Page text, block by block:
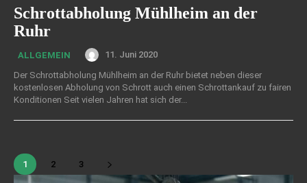
Schrottabholung Mühlheim an der
Ruhr
ALLGEMEIN
11. Juni 2020
Der Schrottabholung Mühlheim an der Ruhr bietet neben dieser
kostenlosen Abholung von Schrott auch einen Schrottankauf zu fairen
Konditionen Seit vielen Jahren hat sich der...
1 2 3